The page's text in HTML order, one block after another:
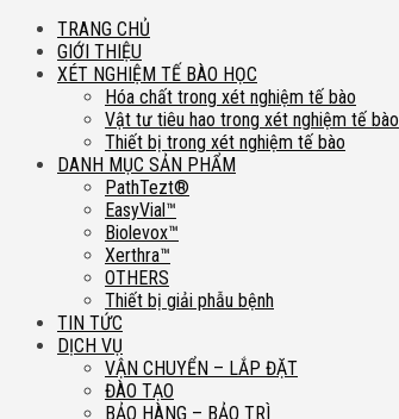
TRANG CHỦ
GIỚI THIỆU
XÉT NGHIỆM TẾ BÀO HỌC
Hóa chất trong xét nghiệm tế bào
Vật tư tiêu hao trong xét nghiệm tế bào
Thiết bị trong xét nghiệm tế bào
DANH MỤC SẢN PHẨM
PathTezt®
EasyVial™
Biolevox™
Xerthra™
OTHERS
Thiết bị giải phẫu bệnh
TIN TỨC
DỊCH VỤ
VẬN CHUYỂN – LẮP ĐẶT
ĐÀO TẠO
BẢO HÀNG – BẢO TRÌ